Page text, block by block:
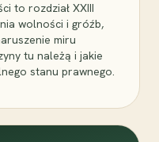
to rozdział XXIII
wolności i gróźb,
miru
tu należą i jakie
stanu prawnego.